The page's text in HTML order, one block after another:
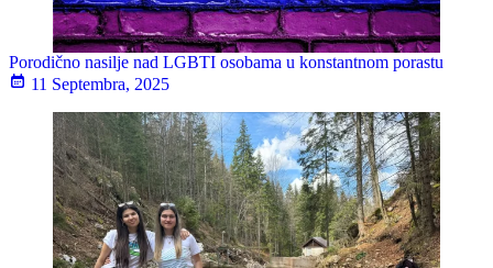
Porodično nasilje nad LGBTI osobama u konstantnom porastu
11 Septembra, 2025